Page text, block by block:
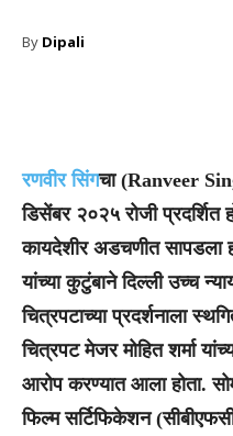
By Dipali
रणवीर सिंगचा (Ranveer
डिसेंबर २०२५ रोजी प्रदर्शित
कायदेशीर अडचणीत सापडला
यांच्या कुटुंबाने दिल्ली उच्च
चित्रपटाच्या प्रदर्शनाला
चित्रपट मेजर मोहित शर्मा
आरोप करण्यात आला होता.
फिल्म सर्टिफिकेशन